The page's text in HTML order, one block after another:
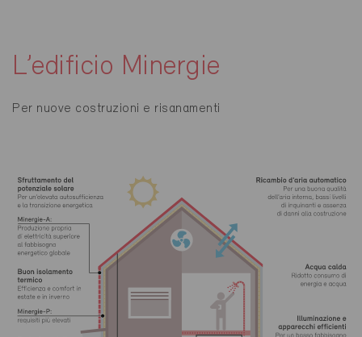
L’edificio Minergie
Per nuove costruzioni e risanamenti